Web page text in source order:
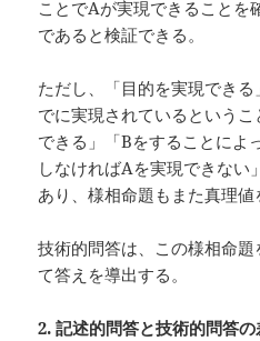
ことでAが実現できることを
であると検証できる。
ただし、「目的を実現でき
でに実現されているという
できる」「Bをすることによ
しなければAを実現できない
あり、様相命題もまた真理値
技術的問答は、この様相命
て答えを導出する。
2.記述的問答と技術的問答の